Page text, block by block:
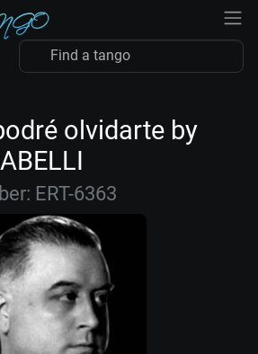
olvidarte by
ERT-6363